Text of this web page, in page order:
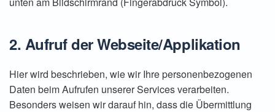
2. Aufruf der Webseite/Applikation
Hier wird beschrieben, wie wir Ihre personenbezogenen
Daten beim Aufrufen unserer Services verarbeiten.
Besonders weisen wir darauf hin, dass die Übermittlung